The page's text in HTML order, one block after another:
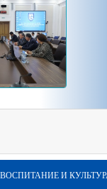
ВОСПИТАНИЕ И